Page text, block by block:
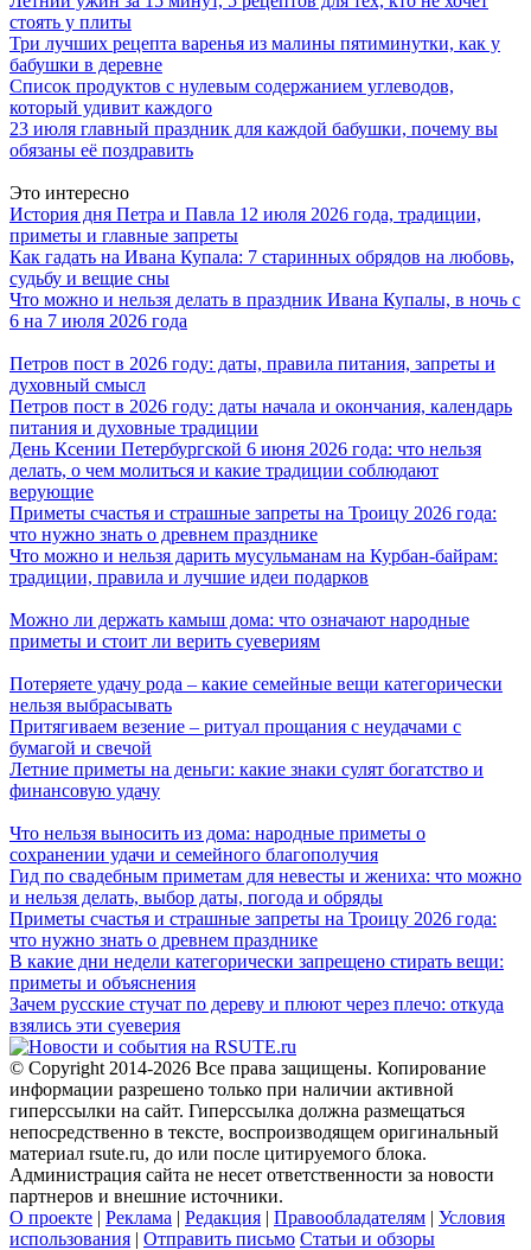
стоять у плиты
Три лучших рецепта варенья из малины пятиминутки, как у
бабушки в деревне
Список продуктов с нулевым содержанием углеводов,
который удивит каждого
23 июля главный праздник для каждой бабушки, почему вы
обязаны её поздравить
Это интересно
История дня Петра и Павла 12 июля 2026 года, традиции,
приметы и главные запреты
Как гадать на Ивана Купала: 7 старинных обрядов на любовь,
судьбу и вещие сны
Что можно и нельзя делать в праздник Ивана Купалы, в ночь с
6 на 7 июля 2026 года
Петров пост в 2026 году: даты, правила питания, запреты и
духовный смысл
Петров пост в 2026 году: даты начала и окончания, календарь
питания и духовные традиции
День Ксении Петербургской 6 июня 2026 года: что нельзя
делать, о чем молиться и какие традиции соблюдают
верующие
Приметы счастья и страшные запреты на Троицу 2026 года:
что нужно знать о древнем празднике
Что можно и нельзя дарить мусульманам на Курбан-байрам:
традиции, правила и лучшие идеи подарков
Можно ли держать камыш дома: что означают народные
приметы и стоит ли верить суевериям
Потеряете удачу рода – какие семейные вещи категорически
нельзя выбрасывать
Притягиваем везение – ритуал прощания с неудачами с
бумагой и свечой
Летние приметы на деньги: какие знаки сулят богатство и
финансовую удачу
Что нельзя выносить из дома: народные приметы о
сохранении удачи и семейного благополучия
Гид по свадебным приметам для невесты и жениха: что можно
и нельзя делать, выбор даты, погода и обряды
Приметы счастья и страшные запреты на Троицу 2026 года:
что нужно знать о древнем празднике
В какие дни недели категорически запрещено стирать вещи:
приметы и объяснения
Зачем русские стучат по дереву и плюют через плечо: откуда
взялись эти суеверия
© Copyright 2014-2026 Все права защищены. Копирование
информации разрешено только при наличии активной
гиперссылки на сайт. Гиперссылка должна размещаться
непосредственно в тексте, воспроизводящем оригинальный
материал rsute.ru, до или после цитируемого блока.
Администрация сайта не несет ответственности за новости
партнеров и внешние источники.
О проекте | Реклама | Редакция | Правообладателям | Условия
использования | Отправить письмо Статьи и обзоры